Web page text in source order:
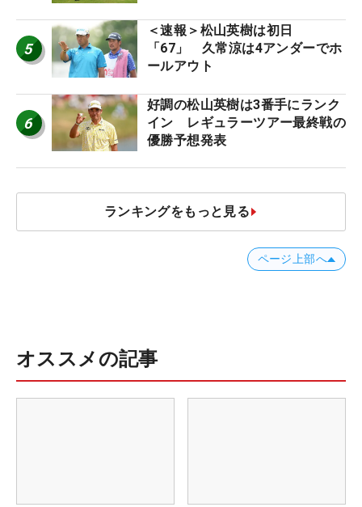
5
＜速報＞松山英樹は初日
「67」 久常涼は4アンダーでホ
ールアウト
6
好調の松山英樹は3番手にランク
イン レギュラーツアー最終戦の
優勝予想発表
ランキングをもっと見る
ページ上部へ
オススメの記事